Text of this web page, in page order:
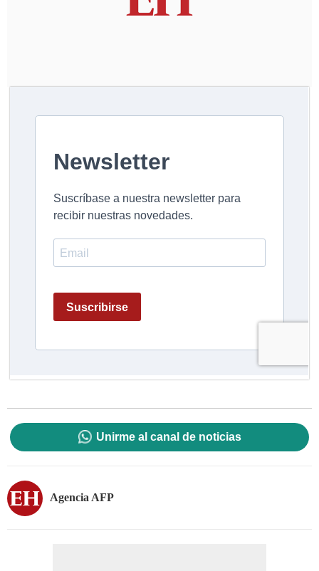
Unirme al canal de noticias
Agencia AFP